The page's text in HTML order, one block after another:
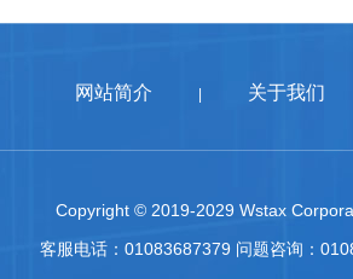
网站简介 关于我们
Copyright © 2019-2029 Wstax
客服电话：01083687379 问题咨询：